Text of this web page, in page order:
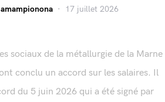
17 juillet 2026
sociaux de la métallurgie de la Marne
conclu un accord sur les salaires. Il
du 5 juin 2026 qui a été signé par